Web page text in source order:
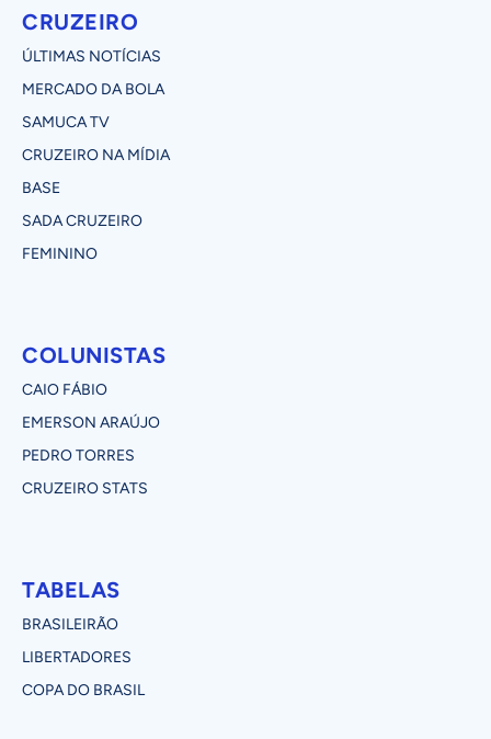
CRUZEIRO
ÚLTIMAS NOTÍCIAS
MERCADO DA BOLA
SAMUCA TV
CRUZEIRO NA MÍDIA
BASE
SADA CRUZEIRO
FEMININO
COLUNISTAS
CAIO FÁBIO
EMERSON ARAÚJO
PEDRO TORRES
CRUZEIRO STATS
TABELAS
BRASILEIRÃO
LIBERTADORES
COPA DO BRASIL